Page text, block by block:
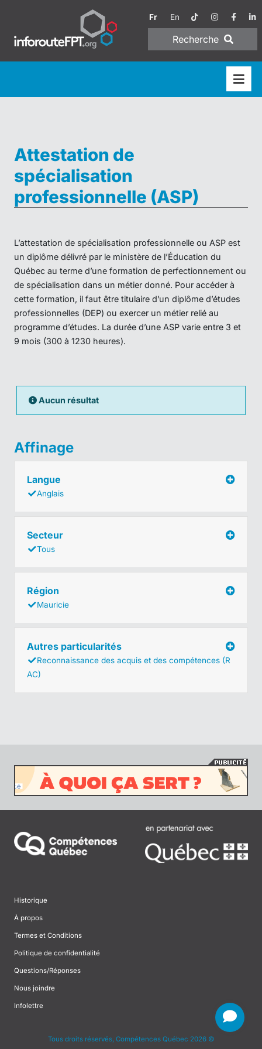
Fr En
Recherche
Attestation de
spécialisation
professionnelle (ASP)
L’attestation de spécialisation professionnelle ou ASP est
un diplôme délivré par le ministère de l’Éducation du
Québec au terme d’une formation de perfectionnement ou
de spécialisation dans un métier donné. Pour accéder à
cette formation, il faut être titulaire d’un diplôme d’études
professionnelles (DEP) ou exercer un métier relié au
programme d’études. La durée d’une ASP varie entre 3 et
9 mois (300 à 1230 heures).
Aucun résultat
Affinage
Langue
Anglais
Secteur
Tous
Région
Mauricie
Autres particularités
Reconnaissance des acquis et des compétences (R
AC)
Historique
À propos
Termes et Conditions
Politique de confidentialité
Questions/Réponses
Nous joindre
Infolettre
Tous droits réservés, Compétences Québec 2026 ©